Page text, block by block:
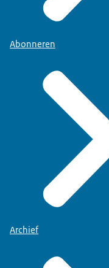
Abonneren
Archief